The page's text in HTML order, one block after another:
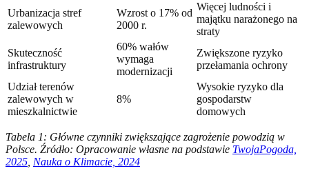
Urbanizacja stref
zalewowych
Wzrost o 17% od
2000 r.
Więcej ludności i
majątku narażonego na
straty
Skuteczność
infrastruktury
60% wałów
wymaga
modernizacji
Zwiększone ryzyko
przełamania ochrony
Udział terenów
zalewowych w
mieszkalnictwie
8%
Wysokie ryzyko dla
gospodarstw
domowych
Tabela 1: Główne czynniki zwiększające zagrożenie powodzią w
Polsce. Źródło: Opracowanie własne na podstawie TwojaPogoda,
2025 Nauka o Klimacie, 2024